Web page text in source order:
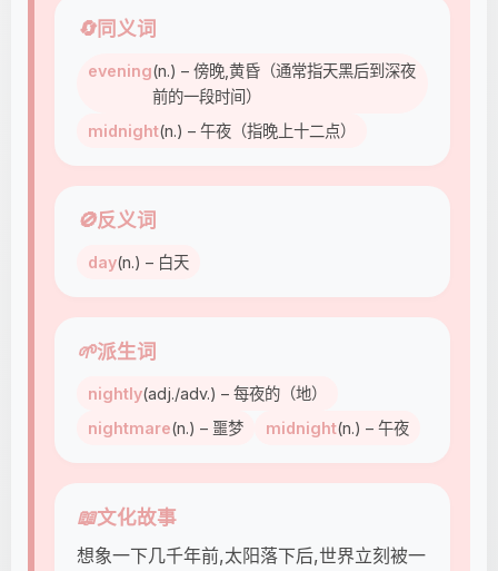
🔄同义词
evening(n.) – 傍晚,黄昏（通常指天黑后到深夜
前的一段时间）
midnight(n.) – 午夜（指晚上十二点）
🚫反义词
day(n.) – 白天
🌱派生词
nightly(adj./adv.) – 每夜的（地）
nightmare(n.) – 噩梦 midnight(n.) – 午夜
📖文化故事
想象一下几千年前,太阳落下后,世界立刻被一